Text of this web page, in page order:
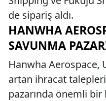
de sipariş aldı.
HANWHA
SAVUNMA
Hanwha Aerospace,
artan ihracat
pazarında önemli